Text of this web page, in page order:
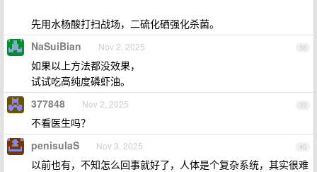
先用水杨酸打扫战场，二硫化硒强化杀菌。
38
NaSuiBian Nov 2, 2025
如果以上方法都没效果，
试试吃高纯度磷虾油。
39
377848 Nov 2, 2025
不看医生吗？
40
penisulaS Nov 3, 2025
以前也有，不知怎么回事就好了，人体是个复杂系统，其实很难